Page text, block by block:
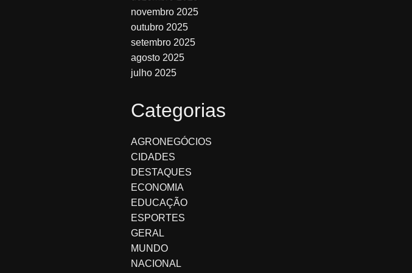
novembro 2025
outubro 2025
setembro 2025
agosto 2025
julho 2025
Categorias
AGRONEGÓCIOS
CIDADES
DESTAQUES
ECONOMIA
EDUCAÇÃO
ESPORTES
GERAL
MUNDO
NACIONAL